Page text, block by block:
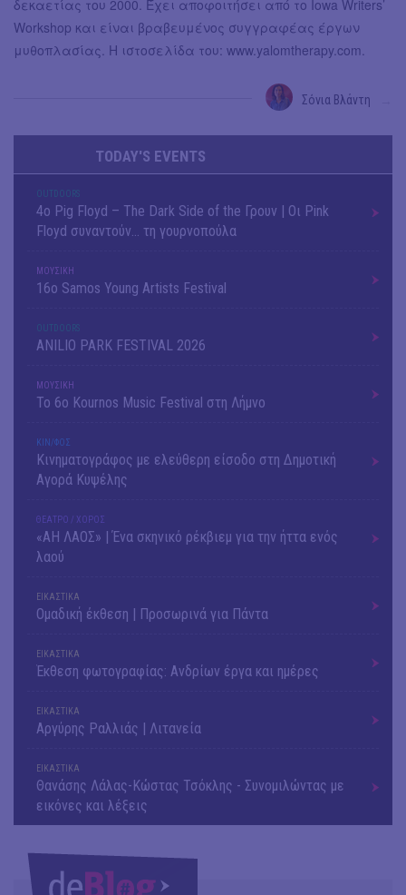
δεκαετίας του 2000. Έχει αποφοιτήσει από το Iowa Writers’
Workshop και είναι βραβευμένος συγγραφέας έργων
μυθοπλασίας. Η ιστοσελίδα του: www.yalomtherapy.com.
Σόνια Βλάντη
TODAY'S EVENTS
OUTDΟORS
4ο Pig Floyd – The Dark Side of the Γρουν | Οι Pink
Floyd συναντούν… τη γουρνοπούλα
ΜΟΥΣΙΚΗ
16o Samos Young Artists Festival
OUTDΟORS
ANILIO PARK FESTIVAL 2026
ΜΟΥΣΙΚΗ
Το 6ο Kournos Music Festival στη Λήμνο
ΚΙΝ/ΦΟΣ
Κινηματογράφος με ελεύθερη είσοδο στη Δημοτική
Αγορά Κυψέλης
ΘΕΑΤΡΟ / ΧΟΡΟΣ
«ΑΗ ΛΑΟΣ» | Ένα σκηνικό ρέκβιεμ για την ήττα ενός
λαού
ΕΙΚΑΣΤΙΚΑ
Ομαδική έκθεση | Προσωρινά για Πάντα
ΕΙΚΑΣΤΙΚΑ
Έκθεση φωτογραφίας: Ανδρίων έργα και ημέρες
ΕΙΚΑΣΤΙΚΑ
Αργύρης Ραλλιάς | Λιτανεία
ΕΙΚΑΣΤΙΚΑ
Θανάσης Λάλας-Κώστας Τσόκλης - Συνομιλώντας με
εικόνες και λέξεις